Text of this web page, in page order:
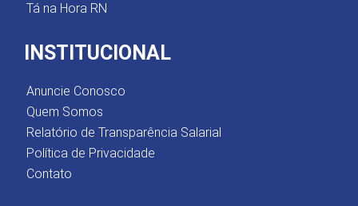
Tá na Hora RN
INSTITUCIONAL
Anuncie Conosco
Quem Somos
Relatório de Transparência Salarial
Política de Privacidade
Contato